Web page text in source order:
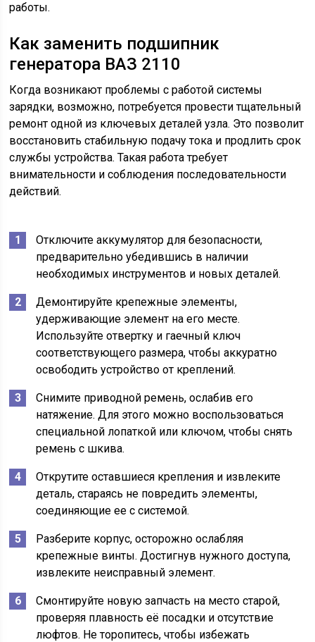
работы.
Как заменить подшипник
генератора ВАЗ 2110
Когда возникают проблемы с работой системы
зарядки, возможно, потребуется провести тщательный
ремонт одной из ключевых деталей узла. Это позволит
восстановить стабильную подачу тока и продлить срок
службы устройства. Такая работа требует
внимательности и соблюдения последовательности
действий.
Отключите аккумулятор для безопасности,
предварительно убедившись в наличии
необходимых инструментов и новых деталей.
Демонтируйте крепежные элементы,
удерживающие элемент на его месте.
Используйте отвертку и гаечный ключ
соответствующего размера, чтобы аккуратно
освободить устройство от креплений.
Снимите приводной ремень, ослабив его
натяжение. Для этого можно воспользоваться
специальной лопаткой или ключом, чтобы снять
ремень с шкива.
Открутите оставшиеся крепления и извлеките
деталь, стараясь не повредить элементы,
соединяющие ее с системой.
Разберите корпус, осторожно ослабляя
крепежные винты. Достигнув нужного доступа,
извлеките неисправный элемент.
Смонтируйте новую запчасть на место старой,
проверяя плавность её посадки и отсутствие
люфтов. Не торопитесь, чтобы избежать